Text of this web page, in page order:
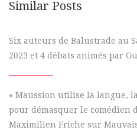
Similar Posts
Six auteurs de Balustrade au
2023 et 4 débats animés par
« Maussion utilise la langue,
pour démasquer le comédien
Maximilien Friche sur